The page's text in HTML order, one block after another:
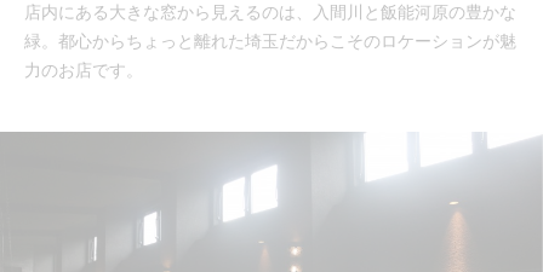
店内にある大きな窓から見えるのは、入間川と飯能河原の豊かな
緑。都心からちょっと離れた埼玉だからこそのロケーションが魅
力のお店です。